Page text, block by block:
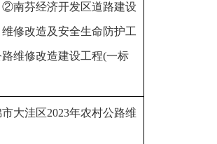
南芬经济开发区道路建设
修改造及安全生命防护工
维修改造建设工程(一标
大洼区2023年农村公路维